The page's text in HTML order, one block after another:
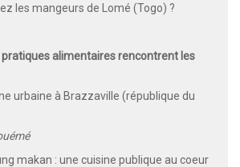
les mangeurs de Lomé (Togo) ?
pratiques alimentaires rencontrent les
urbaine à Brazzaville (république du
makan : une cuisine publique au coeur